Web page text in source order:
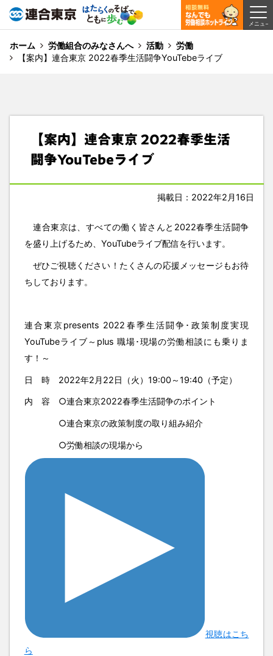
ホーム 労働組合のみなさんへ 活動
労働
【案内】連合東京 2022春季生活闘争YouTebeライブ
【案内】連合東京 2022春季生活
闘争YouTebeライブ
掲載日：2022年2月16日
連合東京は、すべての働く皆さんと2022春季生活闘争
を盛り上げるため、YouTubeライブ配信を行います。
ぜひご視聴ください！たくさんの応援メッセージもお待
ちしております。
連合東京presents 2022春季生活闘争･政策制度実現
YouTubeライブ～plus 職場･現場の労働相談にも乗りま
す！～
日 時 2022年2月22日（火）19:00～19:40（予定）
内 容 ○連合東京2022春季生活闘争のポイント
○連合東京の政策制度の取り組み紹介
○労働相談の現場から
視聴はこち
ら